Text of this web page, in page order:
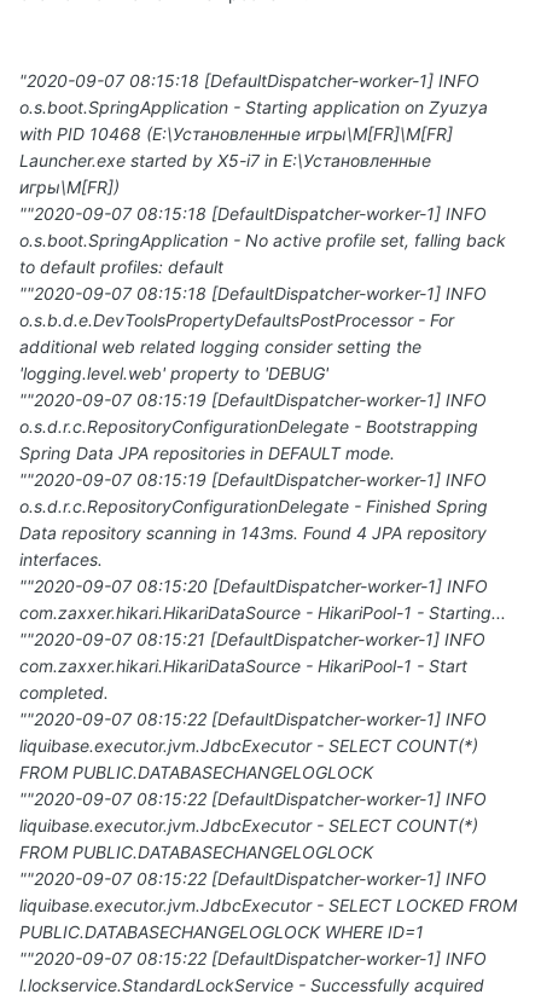
"2020-09-07 08:15:18 [DefaultDispatcher-worker-1] INFO
o.s.boot.SpringApplication - Starting application on Zyuzya
with PID 10468 (E:\Установленные игры\M[FR]\M[FR]
Launcher.exe started by X5-i7 in E:\Установленные
игры\M[FR])
""2020-09-07 08:15:18 [DefaultDispatcher-worker-1] INFO
o.s.boot.SpringApplication - No active profile set, falling back
to default profiles: default
""2020-09-07 08:15:18 [DefaultDispatcher-worker-1] INFO
o.s.b.d.e.DevToolsPropertyDefaultsPostProcessor - For
additional web related logging consider setting the
'logging.level.web' property to 'DEBUG'
""2020-09-07 08:15:19 [DefaultDispatcher-worker-1] INFO
o.s.d.r.c.RepositoryConfigurationDelegate - Bootstrapping
Spring Data JPA repositories in DEFAULT mode.
""2020-09-07 08:15:19 [DefaultDispatcher-worker-1] INFO
o.s.d.r.c.RepositoryConfigurationDelegate - Finished Spring
Data repository scanning in 143ms. Found 4 JPA repository
interfaces.
""2020-09-07 08:15:20 [DefaultDispatcher-worker-1] INFO
com.zaxxer.hikari.HikariDataSource - HikariPool-1 - Starting...
""2020-09-07 08:15:21 [DefaultDispatcher-worker-1] INFO
com.zaxxer.hikari.HikariDataSource - HikariPool-1 - Start
completed.
""2020-09-07 08:15:22 [DefaultDispatcher-worker-1] INFO
liquibase.executor.jvm.JdbcExecutor - SELECT COUNT(*)
FROM PUBLIC.DATABASECHANGELOGLOCK
""2020-09-07 08:15:22 [DefaultDispatcher-worker-1] INFO
liquibase.executor.jvm.JdbcExecutor - SELECT COUNT(*)
FROM PUBLIC.DATABASECHANGELOGLOCK
""2020-09-07 08:15:22 [DefaultDispatcher-worker-1] INFO
liquibase.executor.jvm.JdbcExecutor - SELECT LOCKED FROM
PUBLIC.DATABASECHANGELOGLOCK WHERE ID=1
""2020-09-07 08:15:22 [DefaultDispatcher-worker-1] INFO
l.lockservice.StandardLockService - Successfully acquired